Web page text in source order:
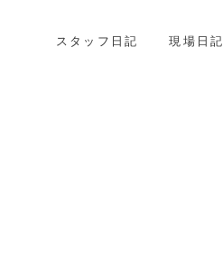
スタッフ日記 現場日記